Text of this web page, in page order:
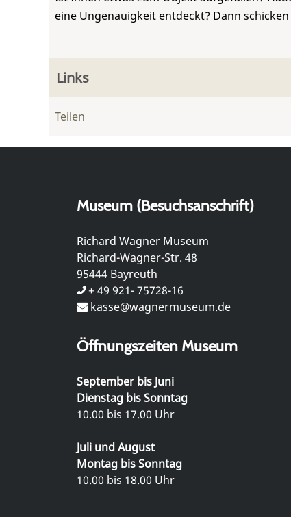
eine Ungenauigkeit entdeckt? Dann
Links
Teilen
Museum (Besuchsanschrift)
Richard Wagner Museum
Richard-Wagner-Str. 48
95444 Bayreuth
+ 49 921- 75728-16
kasse@wagnermuseum.de
Öffnungszeiten Museum
September bis Juni
Dienstag bis Sonntag
10.00 bis 17.00 Uhr
Juli und August
Montag bis Sonntag
10.00 bis 18.00 Uhr